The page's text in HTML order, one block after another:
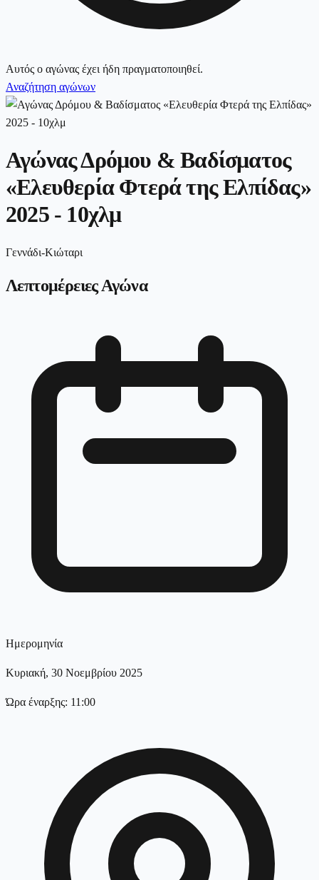
Αυτός ο αγώνας έχει ήδη πραγματοποιηθεί.
Αναζήτηση αγώνων
Αγώνας Δρόμου & Βαδίσματος
«Ελευθερία Φτερά της Ελπίδας»
2025 - 10χλμ
Γεννάδι-Κιώταρι
Λεπτομέρειες Αγώνα
Ημερομηνία
Κυριακή, 30 Νοεμβρίου 2025
Ώρα έναρξης: 11:00